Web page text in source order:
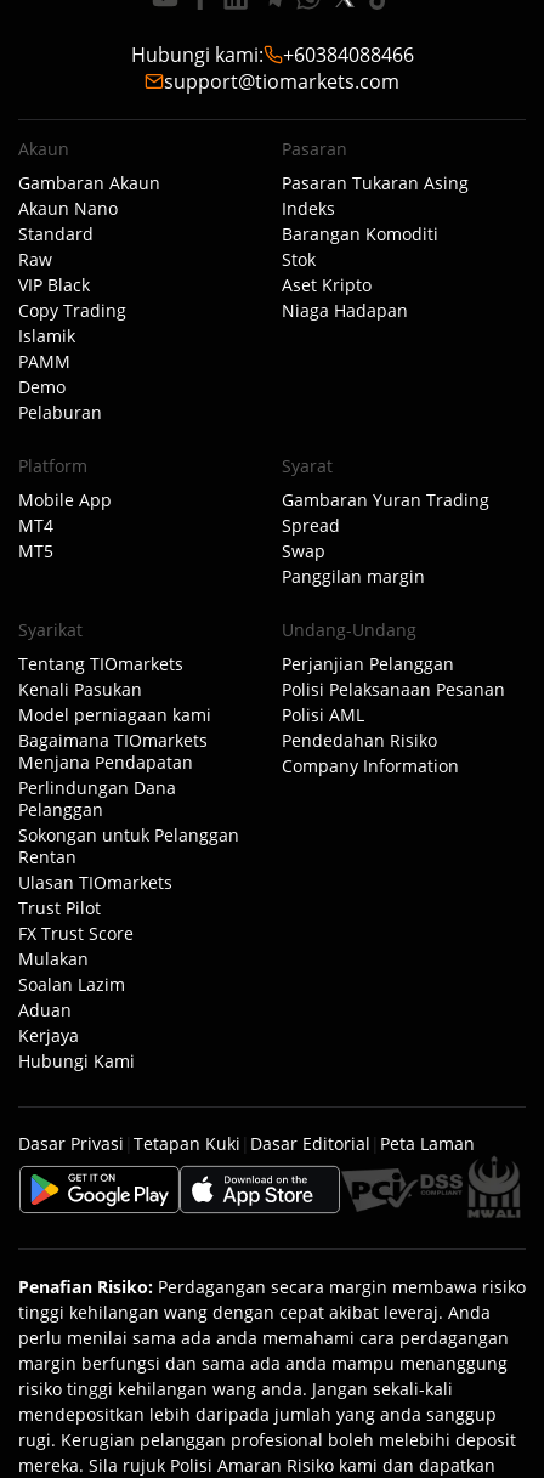
Hubungi kami:
+60384088466
support@tiomarkets.com
Akaun
Gambaran Akaun
Akaun Nano
Standard
Raw
VIP Black
Copy Trading
Islamik
PAMM
Demo
Pelaburan
Pasaran
Pasaran Tukaran Asing
Indeks
Barangan Komoditi
Stok
Aset Kripto
Niaga Hadapan
Platform
Mobile App
MT4
MT5
Syarat
Gambaran Yuran Trading
Spread
Swap
Panggilan margin
Syarikat
Tentang TIOmarkets
Kenali Pasukan
Model perniagaan kami
Bagaimana TIOmarkets
Menjana Pendapatan
Perlindungan Dana
Pelanggan
Sokongan untuk Pelanggan
Rentan
Ulasan TIOmarkets
Trust Pilot
FX Trust Score
Mulakan
Soalan Lazim
Aduan
Kerjaya
Hubungi Kami
Undang-Undang
Perjanjian Pelanggan
Polisi Pelaksanaan Pesanan
Polisi AML
Pendedahan Risiko
Company Information
Dasar Privasi | Tetapan Kuki | Dasar Editorial | Peta Laman
Penafian Risiko: Perdagangan secara margin membawa risiko
tinggi kehilangan wang dengan cepat akibat leveraj. Anda
perlu menilai sama ada anda memahami cara perdagangan
margin berfungsi dan sama ada anda mampu menanggung
risiko tinggi kehilangan wang anda. Jangan sekali-kali
mendepositkan lebih daripada jumlah yang anda sanggup
rugi. Kerugian pelanggan profesional boleh melebihi deposit
mereka. Sila rujuk Polisi Amaran Risiko kami dan dapatkan